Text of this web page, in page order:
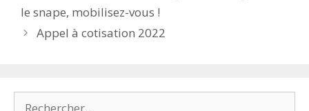
le snape, mobilisez-vous !
Appel à cotisation 2022